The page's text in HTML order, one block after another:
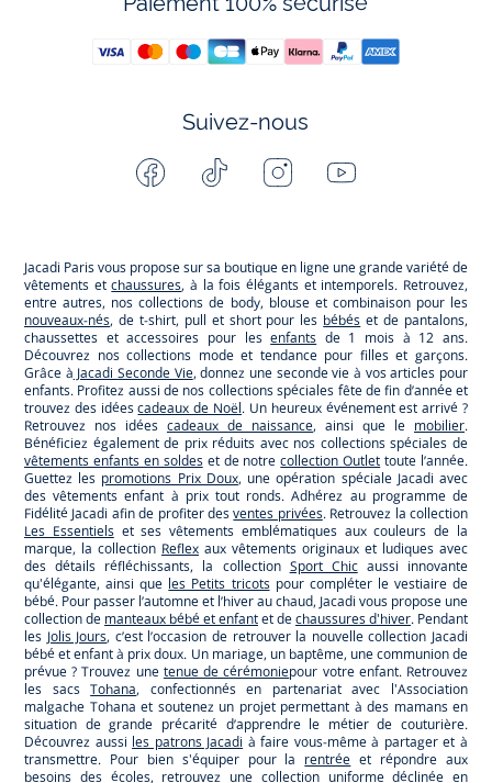
Suivez-nous
Facebook Tiktok InstagramYoutube
Jacadi Paris vous propose sur sa boutique en ligne une grande variété de
vêtements etchaussures, à la fois élégants et intemporels. Retrouvez,
entre autres, nos collections de body, blouse et combinaison pour les
nouveaux-nés, de t-shirt, pull et short pour les bébés et de pantalons,
chaussettes et accessoires pour lesenfants de 1 mois à 12 ans.
Découvrez nos collections mode et tendance pour filles et garçons.
Grâce à Jacadi Seconde Vie, donnez une seconde vie à vos articles pour
enfants. Profitez aussi de nos collections spéciales fête de fin d’année et
trouvez des idéescadeaux de Noël. Un heureux événement est arrivé ?
Retrouvez nos idées cadeaux de naissance, ainsi que le mobilier.
Bénéficiez également de prix réduits avec nos collections spéciales de
vêtements enfants en soldeset de notrecollection Outlet toute l’année.
Guettez les promotions Prix Doux, une opération spéciale Jacadi avec
des vêtements enfant à prix tout ronds. Adhérez au programme de
Fidélité Jacadi afin de profiter desventes privées. Retrouvez la collection
Les Essentielset ses vêtements emblématiques aux couleurs de la
marque, la collection Reflex aux vêtements originaux et ludiques avec
des détails réfléchissants, la collection Sport Chicaussi innovante
qu'élégante, ainsi que les Petits tricotspour compléter le vestiaire de
bébé. Pour passer l’automne et l’hiver au chaud, Jacadi vous propose une
collection de manteaux bébé et enfantet dechaussures d'hiver. Pendant
les Jolis Jours, c’est l’occasion de retrouver la nouvelle collection Jacadi
bébé et enfant à prix doux. Un mariage, un baptême, une communion de
prévue ? Trouvez une tenue de cérémoniepour votre enfant. Retrouvez
les sacsTohana, confectionnés en partenariat avec l'Association
malgache Tohana et soutenez un projet permettant à des mamans en
situation de grande précarité d’apprendre le métier de couturière.
Découvrez aussi les patrons Jacadi à faire vous-même à partager et à
transmettre. Pour bien s'équiper pour la rentrée et répondre aux
besoins des écoles, retrouvez une collection uniformedéclinée en